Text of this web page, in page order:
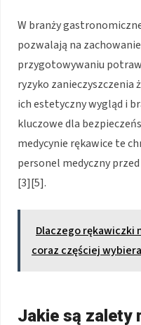
W branży
pozwalają na
przygotowywaniu
ryzyko zanieczyszczenia
ich estetyczny wygląd i
kluczowe dla
medycynie rękawice te
personel medyczny
[3][5].
Dlaczego
coraz częściej
Jakie są zalety